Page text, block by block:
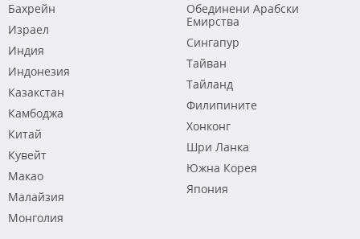
Бахрейн
Израел
Индия
Индонезия
Казакстан
Камбоджа
Китай
Кувейт
Макао
Малайзия
Монголия
Обединени Арабски
Емирства
Сингапур
Тайван
Тайланд
Филипините
Хонконг
Шри Ланка
Южна Корея
Япония